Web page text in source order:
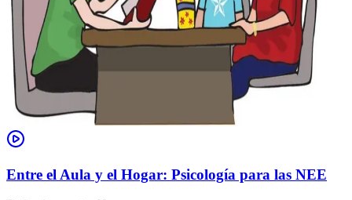
Entre el Aula y el Hogar: Psicología para las NEE